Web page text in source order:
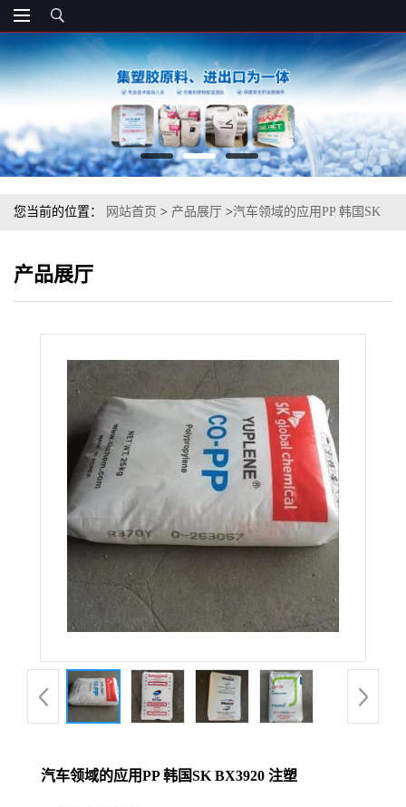
您当前的位置： 网站首页 > 产品展厅 >汽车领域的应用PP 韩国SK
产品展厅
汽车领域的应用PP 韩国SK BX3920 注塑